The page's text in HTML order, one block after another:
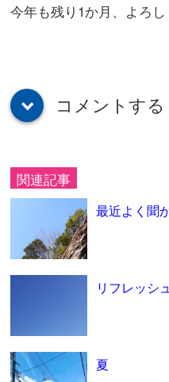
今年も残り1か月、よろし
down コメントする
関連記事
最近よく聞
リフレッシ
夏